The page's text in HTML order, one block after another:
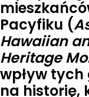
Pacyfiku (
Hawaiian
Heritage
wpływ
na historię,